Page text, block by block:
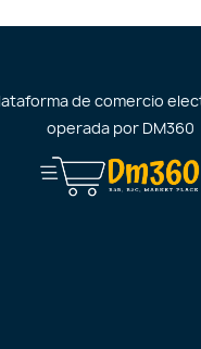
de comercio
operada por DM360